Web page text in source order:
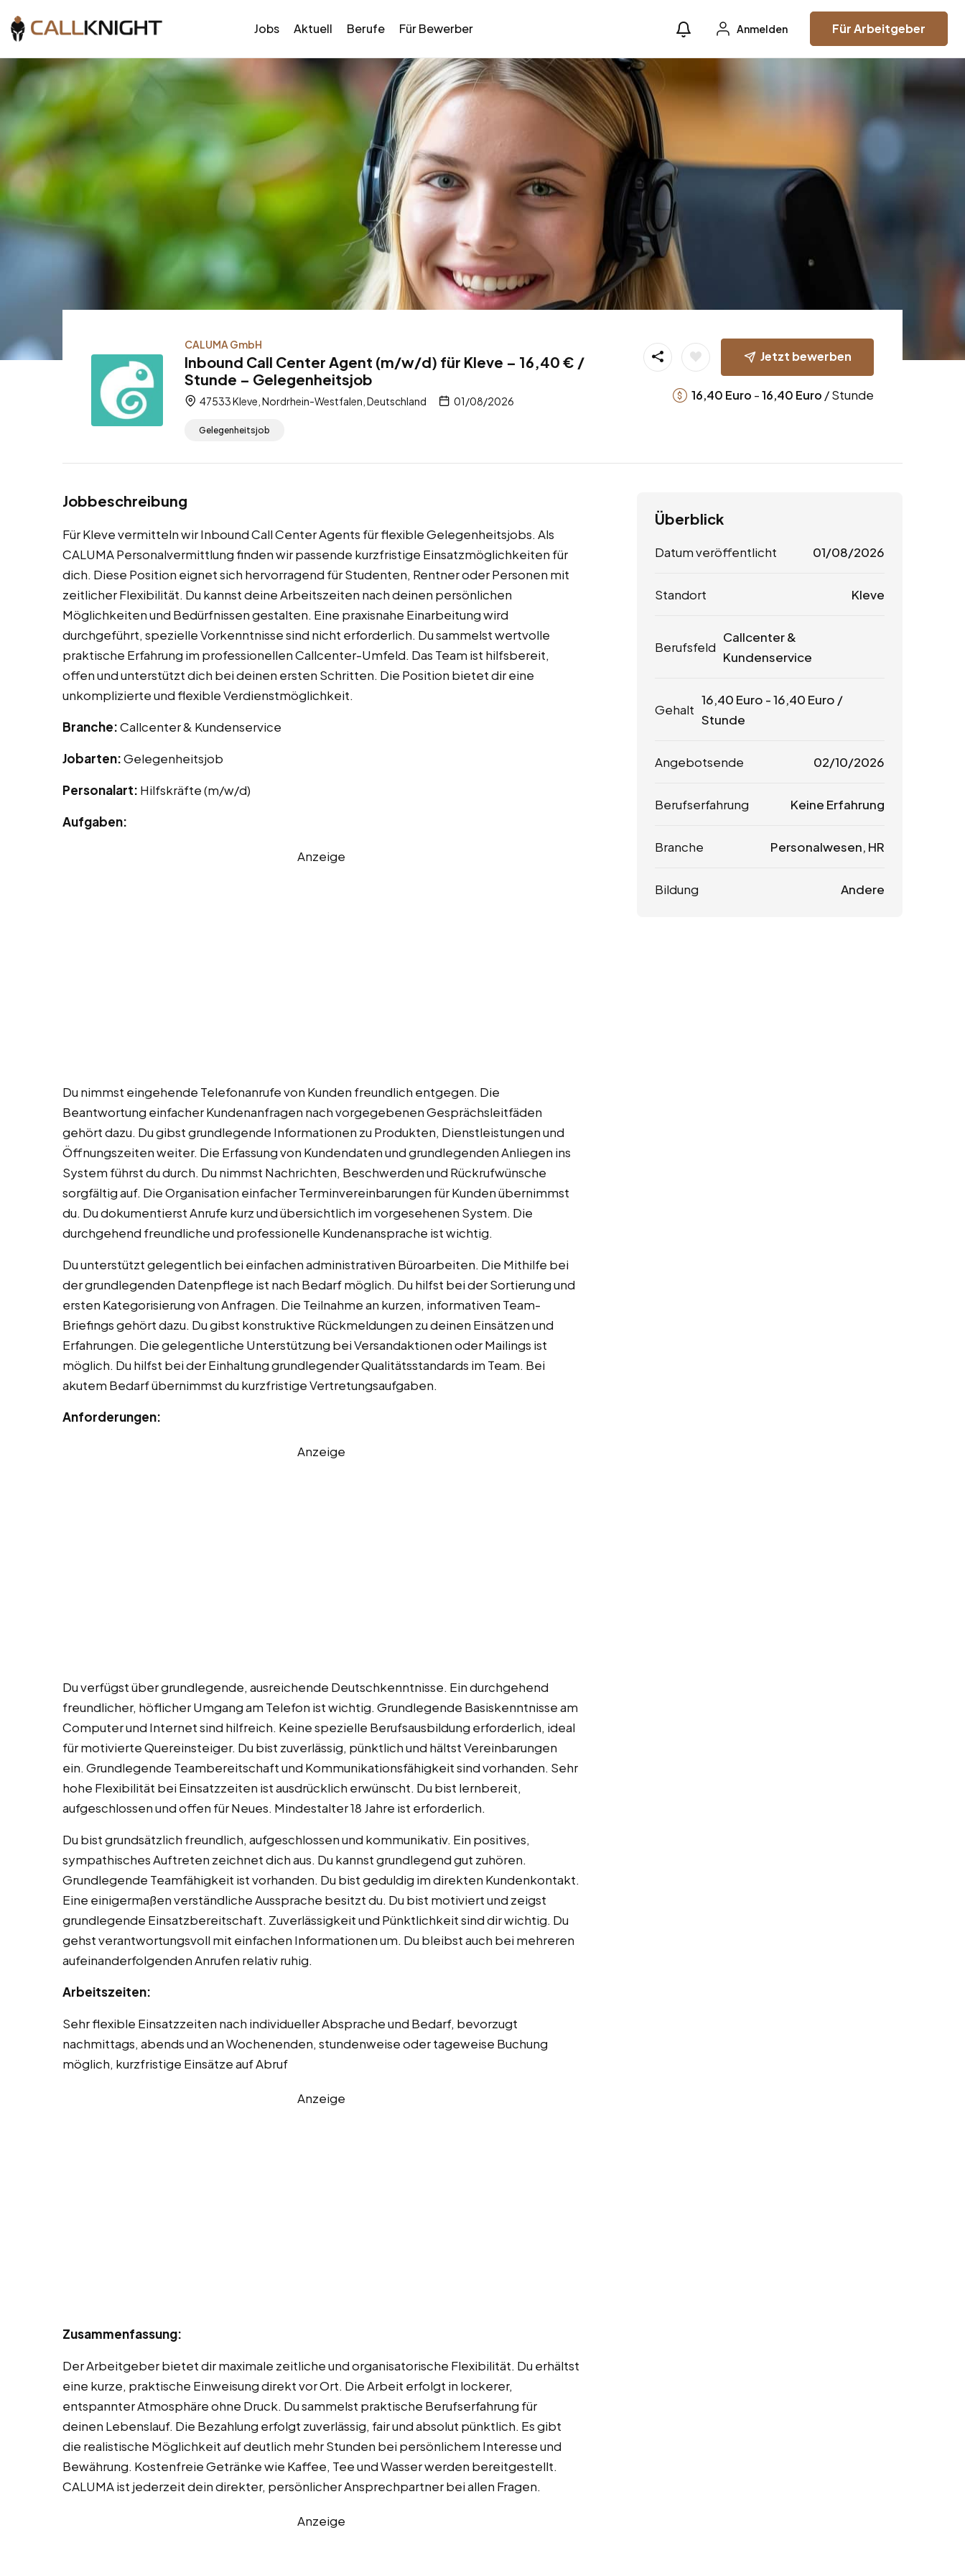
Jobs Aktuell Berufe Für Bewerber Anmelden Für Arbeitgeber
CALUMA GmbH
Inbound Call Center Agent (m/w/d) für Kleve – 16,40 € /
Stunde – Gelegenheitsjob
47533 Kleve, Nordrhein-Westfalen, Deutschland 01/08/2026
Gelegenheitsjob
Jetzt bewerben
16,40 Euro -16,40 Euro / Stunde
Jobbeschreibung
Für Kleve vermitteln wir Inbound Call Center Agents für flexible Gelegenheitsjobs. Als
CALUMA Personalvermittlung finden wir passende kurzfristige Einsatzmöglichkeiten für
dich. Diese Position eignet sich hervorragend für Studenten, Rentner oder Personen mit
zeitlicher Flexibilität. Du kannst deine Arbeitszeiten nach deinen persönlichen
Möglichkeiten und Bedürfnissen gestalten. Eine praxisnahe Einarbeitung wird
durchgeführt, spezielle Vorkenntnisse sind nicht erforderlich. Du sammelst wertvolle
praktische Erfahrung im professionellen Callcenter-Umfeld. Das Team ist hilfsbereit,
offen und unterstützt dich bei deinen ersten Schritten. Die Position bietet dir eine
unkomplizierte und flexible Verdienstmöglichkeit.
Branche:Callcenter & Kundenservice
Jobarten:Gelegenheitsjob
Personalart: Hilfskräfte (m/w/d)
Aufgaben:
Anzeige
Du nimmst eingehende Telefonanrufe von Kunden freundlich entgegen. Die
Beantwortung einfacher Kundenanfragen nach vorgegebenen Gesprächsleitfäden
gehört dazu. Du gibst grundlegende Informationen zu Produkten, Dienstleistungen und
Öffnungszeiten weiter. Die Erfassung von Kundendaten und grundlegenden Anliegen ins
System führst du durch. Du nimmst Nachrichten, Beschwerden und Rückrufwünsche
sorgfältig auf. Die Organisation einfacher Terminvereinbarungen für Kunden übernimmst
du. Du dokumentierst Anrufe kurz und übersichtlich im vorgesehenen System. Die
durchgehend freundliche und professionelle Kundenansprache ist wichtig.
Du unterstützt gelegentlich bei einfachen administrativen Büroarbeiten. Die Mithilfe bei
der grundlegenden Datenpflege ist nach Bedarf möglich. Du hilfst bei der Sortierung und
ersten Kategorisierung von Anfragen. Die Teilnahme an kurzen, informativen Team-
Briefings gehört dazu. Du gibst konstruktive Rückmeldungen zu deinen Einsätzen und
Erfahrungen. Die gelegentliche Unterstützung bei Versandaktionen oder Mailings ist
möglich. Du hilfst bei der Einhaltung grundlegender Qualitätsstandards im Team. Bei
akutem Bedarf übernimmst du kurzfristige Vertretungsaufgaben.
Anforderungen:
Anzeige
Du verfügst über grundlegende, ausreichende Deutschkenntnisse. Ein durchgehend
freundlicher, höflicher Umgang am Telefon ist wichtig. Grundlegende Basiskenntnisse am
Computer und Internet sind hilfreich. Keine spezielle Berufsausbildung erforderlich, ideal
für motivierte Quereinsteiger. Du bist zuverlässig, pünktlich und hältst Vereinbarungen
ein. Grundlegende Teambereitschaft und Kommunikationsfähigkeit sind vorhanden. Sehr
hohe Flexibilität bei Einsatzzeiten ist ausdrücklich erwünscht. Du bist lernbereit,
aufgeschlossen und offen für Neues. Mindestalter 18 Jahre ist erforderlich.
Du bist grundsätzlich freundlich, aufgeschlossen und kommunikativ. Ein positives,
sympathisches Auftreten zeichnet dich aus. Du kannst grundlegend gut zuhören.
Grundlegende Teamfähigkeit ist vorhanden. Du bist geduldig im direkten Kundenkontakt.
Eine einigermaßen verständliche Aussprache besitzt du. Du bist motiviert und zeigst
grundlegende Einsatzbereitschaft. Zuverlässigkeit und Pünktlichkeit sind dir wichtig. Du
gehst verantwortungsvoll mit einfachen Informationen um. Du bleibst auch bei mehreren
aufeinanderfolgenden Anrufen relativ ruhig.
Arbeitszeiten:
Sehr flexible Einsatzzeiten nach individueller Absprache und Bedarf, bevorzugt
nachmittags, abends und an Wochenenden, stundenweise oder tageweise Buchung
möglich, kurzfristige Einsätze auf Abruf
Anzeige
Zusammenfassung:
Der Arbeitgeber bietet dir maximale zeitliche und organisatorische Flexibilität. Du erhältst
eine kurze, praktische Einweisung direkt vor Ort. Die Arbeit erfolgt in lockerer,
entspannter Atmosphäre ohne Druck. Du sammelst praktische Berufserfahrung für
deinen Lebenslauf. Die Bezahlung erfolgt zuverlässig, fair und absolut pünktlich. Es gibt
die realistische Möglichkeit auf deutlich mehr Stunden bei persönlichem Interesse und
Bewährung. Kostenfreie Getränke wie Kaffee, Tee und Wasser werden bereitgestellt.
CALUMA ist jederzeit dein direkter, persönlicher Ansprechpartner bei allen Fragen.
Anzeige
Überblick
Datum veröffentlicht 01/08/2026
Standort Kleve
Berufsfeld
Callcenter &
Kundenservice
Gehalt
16,40 Euro -16,40 Euro /
Stunde
Angebotsende 02/10/2026
Berufserfahrung Keine Erfahrung
Branche Personalwesen, HR
Bildung Andere